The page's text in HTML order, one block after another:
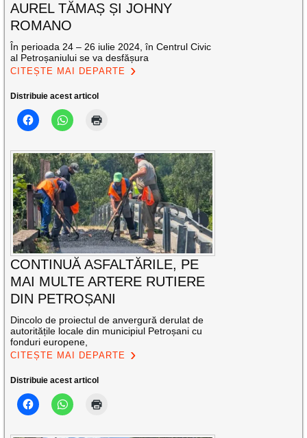
AUREL TĂMAȘ ȘI JOHNY
ROMANO
În perioada 24 – 26 iulie 2024, în Centrul Civic
al Petroșaniului se va desfășura
CITEȘTE MAI DEPARTE
Distribuie acest articol
CONTINUĂ ASFALTĂRILE, PE
MAI MULTE ARTERE RUTIERE
DIN PETROȘANI
Dincolo de proiectul de anvergură derulat de
autoritățile locale din municipiul Petroșani cu
fonduri europene,
CITEȘTE MAI DEPARTE
Distribuie acest articol